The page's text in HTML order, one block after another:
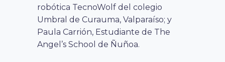
robótica TecnoWolf del colegio
Umbral de Curauma, Valparaíso; y
Paula Carrión, Estudiante de The
Angel’s School de Ñuñoa.